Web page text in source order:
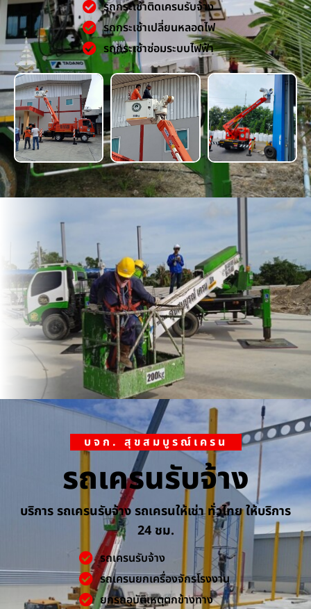
รถกระเช้าติดเครนรับจ้าง
รถกระเช้าเปลี่ยนหลอดไฟ
รถกระเช้าซ่อมระบบไฟฟ้า
บจก. สุขสมบูรณ์เครน
รถเครนรับจ้าง
บริการ รถเครนรับจ้าง รถเครนให้เช่า ทั่วไทย ให้บริการ
24 ชม.
รถเครนรับจ้าง
รถเครนยกเครื่องจักรโรงงาน
ยกรถอุบัติเหตุตกข้างทาง